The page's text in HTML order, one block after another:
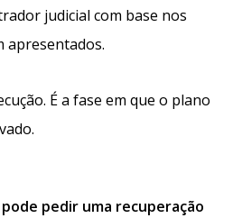
judicial com base nos
apresentados.
É a fase em que o plano
pedir uma recuperação